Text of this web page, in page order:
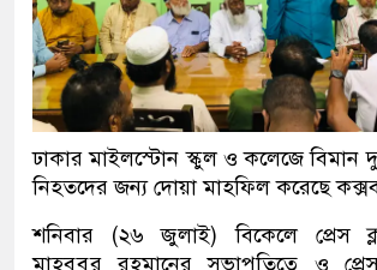
ঢাকার মাইলস্টোন স্কুল ও কলেজে বিমান
নিহতদের জন্য দোয়া মাহফিল করেছে
শনিবার (২৬ জুলাই) বিকেলে প্রেস
মাহবুবুর রহমানের সভাপতিত্বে ও প্রেস